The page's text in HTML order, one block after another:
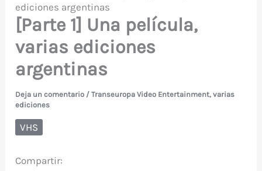
ediciones argentinas
[Parte 1] Una película,
varias ediciones
argentinas
Deja un comentario /Transeuropa Video Entertainment,varias
ediciones
VHS
Compartir: